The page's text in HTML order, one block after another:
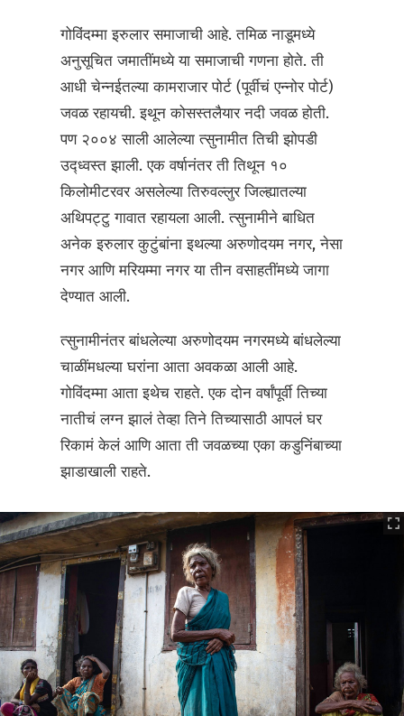
गोविंदम्मा इरुलार समाजाची आहे. तमिळ नाडूमध्ये
अनुसूचित जमातींमध्ये या समाजाची गणना होते. ती
आधी चेन्नईतल्या कामराजार पोर्ट (पूर्वीचं एन्नोर पोर्ट)
जवळ रहायची. इथून कोसस्तलैयार नदी जवळ होती.
पण २००४ साली आलेल्या त्सुनामीत तिची झोपडी
उद्ध्वस्त झाली. एक वर्षानंतर ती तिथून १०
किलोमीटरवर असलेल्या तिरुवल्लुर जिल्ह्यातल्या
अथिपट्टु गावात रहायला आली. त्सुनामीने बाधित
अनेक इरुलार कुटुंबांना इथल्या अरुणोदयम नगर, नेसा
नगर आणि मरियम्मा नगर या तीन वसाहतींमध्ये जागा
देण्यात आली.
त्सुनामीनंतर बांधलेल्या अरुणोदयम नगरमध्ये बांधलेल्या
चाळींमधल्या घरांना आता अवकळा आली आहे.
गोविंदम्मा आता इथेच राहते. एक दोन वर्षांपूर्वी तिच्या
नातीचं लग्न झालं तेव्हा तिने तिच्यासाठी आपलं घर
रिकामं केलं आणि आता ती जवळच्या एका कडुनिंबाच्या
झाडाखाली राहते.